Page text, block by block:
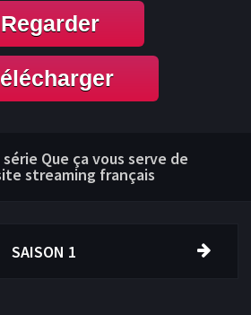
Regarder
Que ça vous serve de
streaming français
SAISON 1